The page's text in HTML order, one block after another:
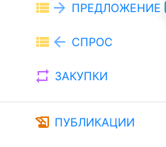
view_list arrow_forward ПРЕДЛОЖЕНИЕ
view_list arrow_back СПРОС
repeat ЗАКУПКИ
history_edu ПУБЛИКАЦИИ